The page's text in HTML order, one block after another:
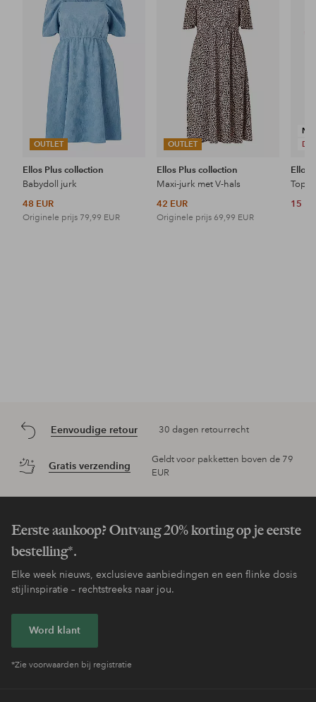
OUTLET
aan
favorieten
Ellos Plus collection
Babydoll jurk
48 EUR
Originele prijs 79,99 EUR
OUTLET
Ellos Plus collection
Maxi-jurk met V-hals
42 EUR
Originele prijs 69,99 EUR
Ellos
Topje
15
Eenvoudige retour 30 dagen retourrecht
Gratis verzending
Geldt voor pakketten boven de 79
EUR
Eerste aankoop? Ontvang 20% korting op je eerste
bestelling*.
Elke week nieuws, exclusieve aanbiedingen en een flinke dosis
stijlinspiratie – rechtstreeks naar jou.
Word klant
*Zie voorwaarden bij registratie